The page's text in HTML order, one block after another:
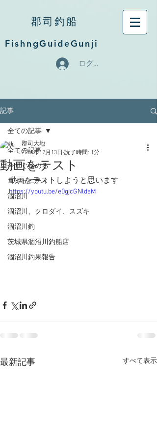
郡司釣船
FishngGuideGunji
ログイン
記事
全ての記事
今すぐ始める
コミュニティ
涸沼川
涸沼川、クロダイ、スズキ
涸沼川釣
茨城県涸沼川釣船店
涸沼川釣果報告
全ての記事
動画をテスト
郡司大地
2018年12月13日 読了時間: 1分
動画をテストしようと思います
https://youtu.be/e0gjcGNldaM
最新記事 すべて表示